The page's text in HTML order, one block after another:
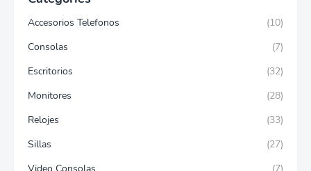
Accesorios Telefonos
(10)
Consolas
(7)
Escritorios
(32)
Monitores
(28)
Relojes
(33)
Sillas
(27)